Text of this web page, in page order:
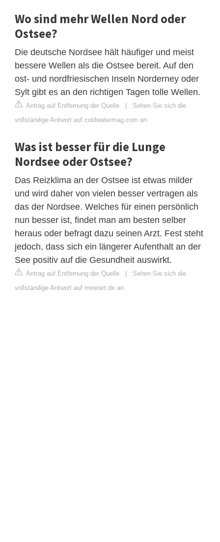
Wo sind mehr Wellen Nord oder
Ostsee?
Die deutsche Nordsee hält häufiger und meist
bessere Wellen als die Ostsee bereit. Auf den
ost- und nordfriesischen Inseln Norderney oder
Sylt gibt es an den richtigen Tagen tolle Wellen.
Antrag auf Entfernung der Quelle | Sehen Sie sich die
vollständige Antwort auf coldwatermag.com an
Was ist besser für die Lunge
Nordsee oder Ostsee?
Das Reizklima an der Ostsee ist etwas milder
und wird daher von vielen besser vertragen als
das der Nordsee. Welches für einen persönlich
nun besser ist, findet man am besten selber
heraus oder befragt dazu seinen Arzt. Fest steht
jedoch, dass sich ein längerer Aufenthalt an der
See positiv auf die Gesundheit auswirkt.
Antrag auf Entfernung der Quelle | Sehen Sie sich die
vollständige Antwort auf meerart.de an